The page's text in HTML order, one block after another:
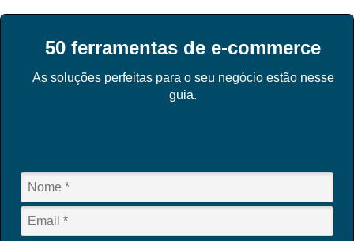
50 ferramentas de e-commerce
As soluções perfeitas para o seu negócio estão nesse
guia.